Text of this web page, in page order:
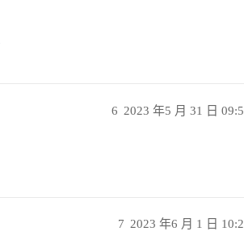
2023 年5 月 31 日
6
2023 年6 月 1 日
7